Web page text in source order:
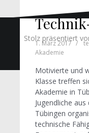
1. März 2017
Akademie
Motivierte und
Klasse treffen
Akademie in
Jugendliche
Tübingen
technische
Stolz präsentiert